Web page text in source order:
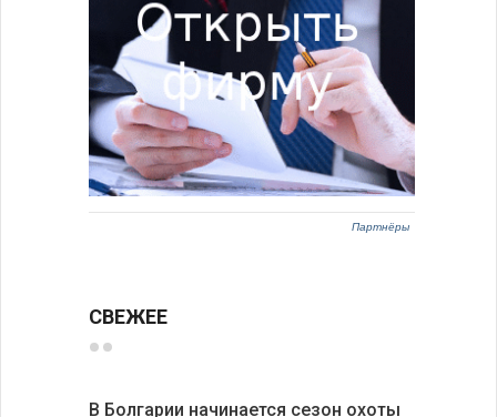
Партнёры
СВЕЖЕЕ
В Болгарии начинается сезон охоты